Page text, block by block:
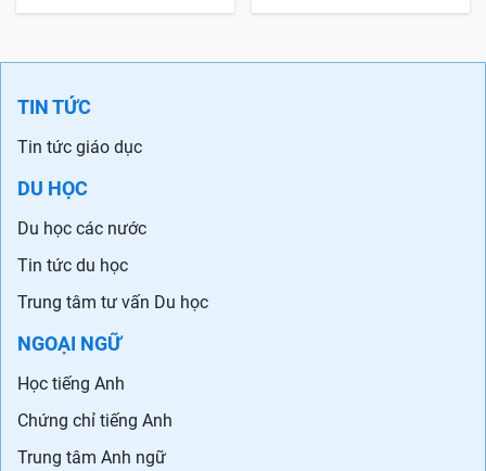
TIN TỨC
Tin tức giáo dục
DU HỌC
Du học các nước
Tin tức du học
Trung tâm tư vấn Du học
NGOẠI NGỮ
Học tiếng Anh
Chứng chỉ tiếng Anh
Trung tâm Anh ngữ